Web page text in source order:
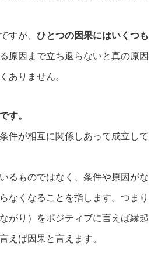
すが、 ひとつの因果にはいくつも
る原因まで立ち返らないと真の原因
ありません。
す。
件が相互に関係しあって成立して
るものではなく、条件や原因がな
なくなることを指します。つまり
がり）をポジティブに言えば縁起
えば因果と言えます。